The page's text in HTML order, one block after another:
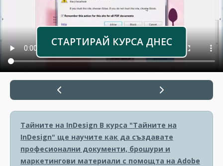
СТАРТИРАЙ КУРСА ДНЕС
Тайните на InDesign В курса "Тайните на
InDesign" ще научите как да създавате
професионални документи, брошури и
маркетингови материали с помощта на Adobe